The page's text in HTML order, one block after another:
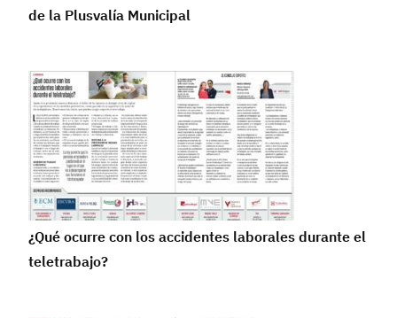
de la Plusvalía Municipal
¿Qué ocurre con los accidentes laborales durante el
teletrabajo?